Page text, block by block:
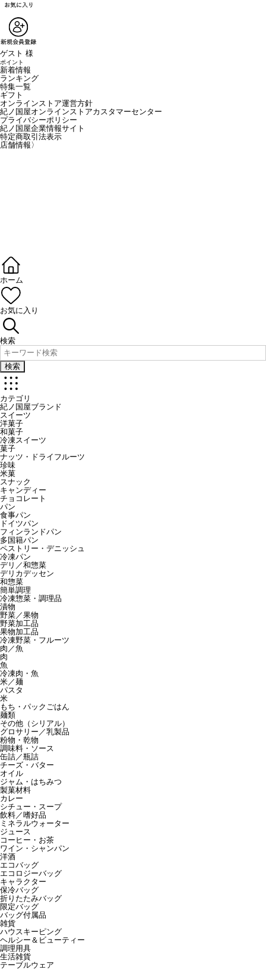
ゲスト 様
ポイント
新着情報
ランキング
特集一覧
ギフト
オンラインストア運営方針
紀ノ国屋オンラインストアカスタマーセンター
プライバシーポリシー
紀ノ国屋企業情報サイト
特定商取引法表示
店舗情報 〉
ホーム
お気に入り
検索
検索
カテゴリ
紀ノ国屋ブランド
スイーツ
洋菓子
和菓子
冷凍スイーツ
菓子
ナッツ・ドライフルーツ
珍味
米菓
スナック
キャンディー
チョコレート
パン
食事パン
ドイツパン
フィンランドパン
多国籍パン
ペストリー・デニッシュ
冷凍パン
デリ／和惣菜
デリカデッセン
和惣菜
簡単調理
冷凍惣菜・調理品
漬物
野菜／果物
野菜加工品
果物加工品
冷凍野菜・フルーツ
肉／魚
肉
魚
冷凍肉・魚
米／麺
パスタ
米
もち・パックごはん
麺類
その他（シリアル）
グロサリー／乳製品
粉物・乾物
調味料・ソース
缶詰／瓶詰
チーズ・バター
オイル
ジャム・はちみつ
製菓材料
カレー
シチュー・スープ
飲料／嗜好品
ミネラルウォーター
ジュース
コーヒー・お茶
ワイン・シャンパン
洋酒
エコバッグ
エコロジーバッグ
キャラクター
保冷バッグ
折りたたみバッグ
限定バッグ
バッグ付属品
雑貨
ハウスキーピング
ヘルシー＆ビューティー
調理用具
生活雑貨
テーブルウェア